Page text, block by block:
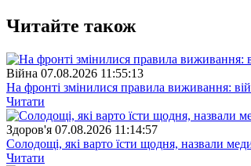
Читайте також
Війна 07.08.2026 11:55:13
На фронті змінилися правила виживання:
Читати
Здоров'я 07.08.2026 11:14:57
Солодощі, які варто їсти щодня, назвали
Читати